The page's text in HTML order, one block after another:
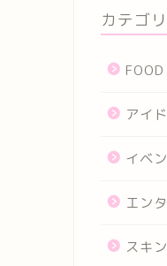
カテゴ
FOOD
アイ
イベ
エン
スキ